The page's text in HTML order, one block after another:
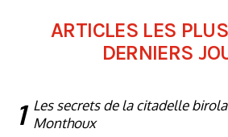
ARTICLES LES
DERNIERS
1 Les secrets de la citadelle
Monthoux